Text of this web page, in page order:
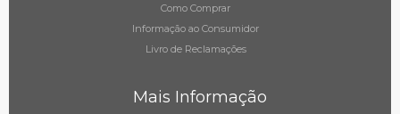
Como Comprar
Informação ao Consumidor
Livro de Reclamações
Mais Informação